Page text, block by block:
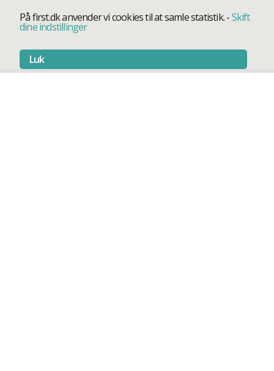
På first.dk anvender vi cookies til at samle statistik.-Skift
dine indstillinger
Luk